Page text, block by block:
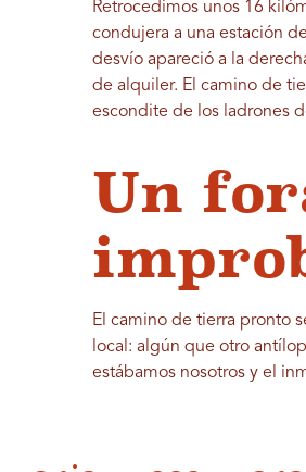
Retrocedimos unos 16
condujera a una estación
desvío apareció a la
de alquiler. El camino de
escondite de los ladrones
Un
El camino de tierra pronto
local: algún que otro
estábamos nosotros y el